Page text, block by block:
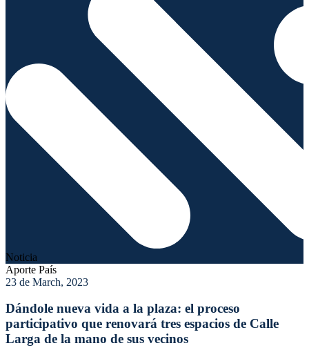
Noticia
Aporte País
23 de March, 2023
Dándole nueva vida a la plaza: el proceso
participativo que renovará tres espacios de Calle
Larga de la mano de sus vecinos